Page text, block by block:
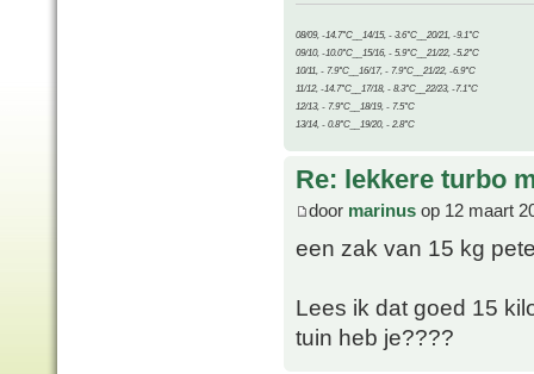
08/09, -14.7°C__14/15, - 3.6°C__20/21, -9.1°C
09/10, -10.0°C__15/16, - 5.9°C__21/22, -5.2°C
10/11, - 7.9°C__16/17, - 7.9°C__21/22, -6.9°C
11/12, -14.7°C__17/18, - 8.3°C__22/23, -7.1°C
12/13, - 7.9°C__18/19, - 7.5°C
13/14, - 0.8°C__19/20, - 2.8°C
Re: lekkere turbo
door marinus op 12 maart
een zak van 15 kg
Lees ik dat goed 15
tuin heb je????